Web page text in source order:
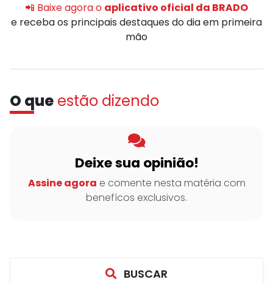
📲 Baixe agora o aplicativo oficial da BRADO
e receba os principais destaques do dia em primeira
mão
O que estão dizendo
Deixe sua opinião!
Assine agora e comente nesta matéria com
benefícos exclusivos.
BUSCAR